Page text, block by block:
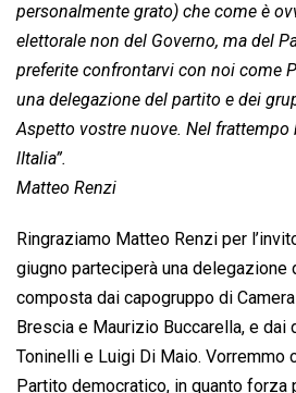
personalmente grato) che come è
elettorale non del Governo, ma del
preferite confrontarvi con noi come
una delegazione del partito e dei
Aspetto vostre nuove. Nel frattempo
lItalia”.
Matteo Renzi
Ringraziamo Matteo Renzi per
giugno parteciperà una
composta dai capogruppo di
Brescia e Maurizio Buccarella, e dai
Toninelli e Luigi Di Maio. Vorremmo
Partito democratico, in quanto forza